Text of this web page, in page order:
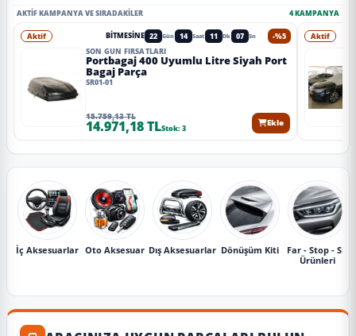
AKTIF KAMPANYA VE SIRADAKILER 4 KAMPANYA
-%5
Aktif BITMESINE 22 Gün 14 Saat 11 Dk 05 Sn
SON GÜN FIRSATLARI
Portbagaj 400 Uyumlu Litre Siyah Port
Bagaj Parça
SR01-01
15.759,13 TL
14.971,18 TLStok: 3
Ekle
Aktif
İç Aksesuarlar Oto Aksesuar Dış Aksesuarlar Dönüşüm Kiti
Far - Stop - Sis
Ürünleri